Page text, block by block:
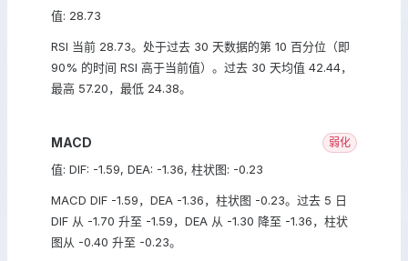
值: 28.73
RSI 当前 28.73。处于过去 30 天数据的第 10 百分位（即
90% 的时间 RSI 高于当前值）。过去 30 天均值 42.44，
最高 57.20，最低 24.38。
MACD 弱化
值: DIF: -1.59, DEA: -1.36, 柱状图: -0.23
MACD DIF -1.59，DEA -1.36，柱状图 -0.23。过去 5 日
DIF 从 -1.70 升至 -1.59，DEA 从 -1.30 降至 -1.36，柱状
图从 -0.40 升至 -0.23。